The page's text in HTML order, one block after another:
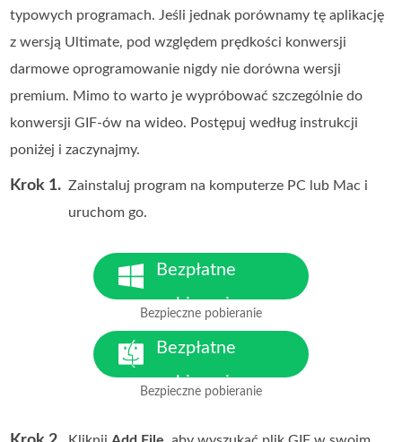
typowych programach. Jeśli jednak porównamy tę aplikację
z wersją Ultimate, pod względem prędkości konwersji
darmowe oprogramowanie nigdy nie dorówna wersji
premium. Mimo to warto je wypróbować szczególnie do
konwersji GIF‑ów na wideo. Postępuj według instrukcji
poniżej i zaczynajmy.
Krok 1. Zainstaluj program na komputerze PC lub Mac i
uruchom go.
Bezpłatne
pobieranie
Dla Windows 7 lub nowszego
Bezpieczne pobieranie
Bezpłatne
pobieranie
Dla macOS 10.7 lub nowszego
Bezpieczne pobieranie